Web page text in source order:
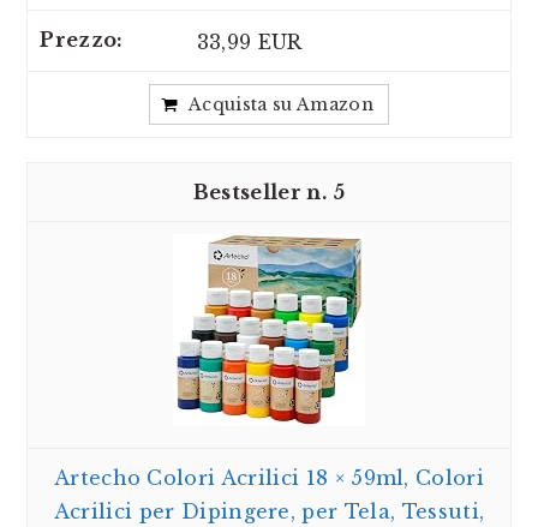
33,99 EUR
Acquista su Amazon
5
Artecho Colori Acrilici 18 × 59ml, Colori
Acrilici per Dipingere, per Tela, Tessuti,